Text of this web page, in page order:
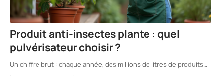
Produit anti-insectes plante : quel
pulvérisateur choisir ?
Un chiffre brut : chaque année, des millions de litres de produits…